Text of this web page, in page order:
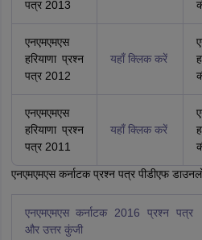
पत्र 2013
एनएमएमएस
हरियाणा प्रश्न
पत्र 2012
यहाँ क्लिक करें
एनएमएमएस
हरियाणा प्रश्न
पत्र 2011
यहाँ क्लिक करें
एनएमएमएस कर्नाटक प्रश्न पत्र पीडीएफ
एनएमएमएस कर्नाटक 2016 प्रश्न पत्र
और उत्तर कुंजी